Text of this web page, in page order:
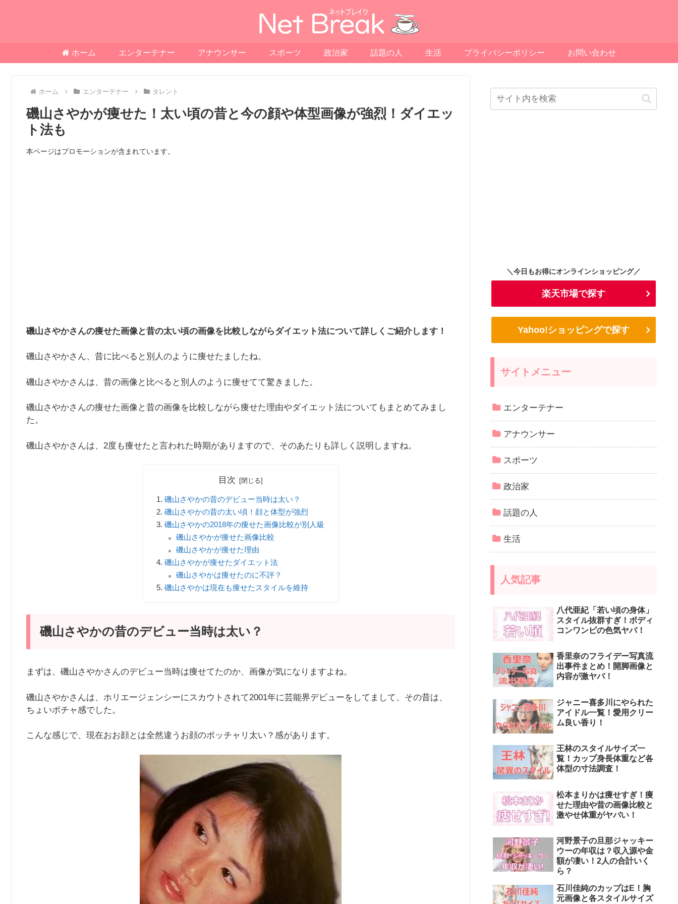
ホーム エンターテナー アナウンサー スポーツ 政治家 話題の人 生活 プライバシーポリシー お問い合わせ
ホーム エンターテナー タレント
磯山さやかが痩せた！太い頃の昔と今の顔や体型画像が強烈！ダイエッ
ト法も
本ページはプロモーションが含まれています。
磯山さやかさんの痩せた画像と昔の太い頃の画像を比較しながらダイエット法について詳しくご紹介します！
磯山さやかさん、昔に比べると別人のように痩せたましたね。
磯山さやかさんは、昔の画像と比べると別人のように痩せてて驚きました。
磯山さやかさんの痩せた画像と昔の画像を比較しながら痩せた理由やダイエット法についてもまとめてみまし
た。
磯山さやかさんは、2度も痩せたと言われた時期がありますので、そのあたりも詳しく説明しますね。
目次
磯山さやかの昔のデビュー当時は太い？
磯山さやかの昔の太い頃！顔と体型が強烈
磯山さやかの2018年の痩せた画像比較が別人級
磯山さやかが痩せた画像比較
磯山さやかが痩せた理由
磯山さやかが痩せたダイエット法
磯山さやかは痩せたのに不評？
磯山さやかは現在も痩せたスタイルを維持
磯山さやかの昔のデビュー当時は太い？
まずは、磯山さやかさんのデビュー当時は痩せてたのか、画像が気になりますよね。
磯山さやかさんは、ホリエージェンシーにスカウトされて2001年に芸能界デビューをしてまして、その昔は、
ちょいポチャ感でした。
こんな感じで、現在おお顔とは全然違うお顔のポッチャリ太い？感があります。
＼今日もお得にオンラインショッピング／
楽天市場で探す
Yahoo!ショッピングで探す
サイトメニュー
エンターテナー
アナウンサー
スポーツ
政治家
話題の人
生活
人気記事
八代亜紀「若い頃の身体」
スタイル抜群すぎ！ボディ
コンワンピの色気ヤバ！
香里奈のフライデー写真流
出事件まとめ！開脚画像と
内容が激ヤバ！
ジャニー喜多川にやられた
アイドル一覧！愛用クリー
ム良い香り！
王林のスタイルサイズ一
覧！カップ身長体重など各
体型の寸法調査！
松本まりかは痩せすぎ！痩
せた理由や昔の画像比較と
激やせ体重がヤバい！
河野景子の旦那ジャッキー
ウーの年収は？収入源や金
額が凄い！2人の合計いく
ら？
石川佳純のカップはE！胸
元画像と各スタイルサイズ